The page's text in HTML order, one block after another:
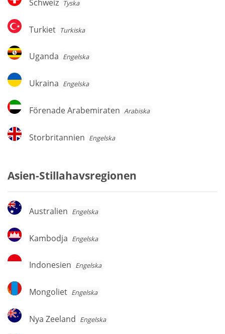
Schweiz Tyska
Turkiet
Turkiet Turkiska
Uganda
Uganda Engelska
Ukraina
Ukraina Engelska
Förenade
Arabemiraten
Förenade Arabemiraten Arabiska
Storbritannien
Storbritannien Engelska
Asien-Stillahavsregionen
Australien
Australien Engelska
Kambodja
Kambodja Engelska
Indonesien
Indonesien Engelska
Mongoliet
Mongoliet Engelska
Nya
Zeeland
Nya Zeeland Engelska